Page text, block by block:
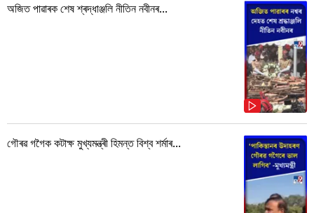
অজিত পাৱাৰক শেষ শ্ৰদ্ধাঞ্জলি নীতিন নবীনৰ...
গৌৰৱ গগৈক কটাক্ষ মুখ্যমন্ত্ৰী হিমন্ত বিশ্ব শৰ্মাৰ...